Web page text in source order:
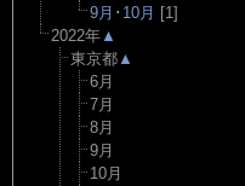
9月･10月 [1]
2022年▲
東京都▲
6月
7月
8月
9月
10月